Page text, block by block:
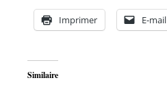
Imprimer E-mail
Similaire